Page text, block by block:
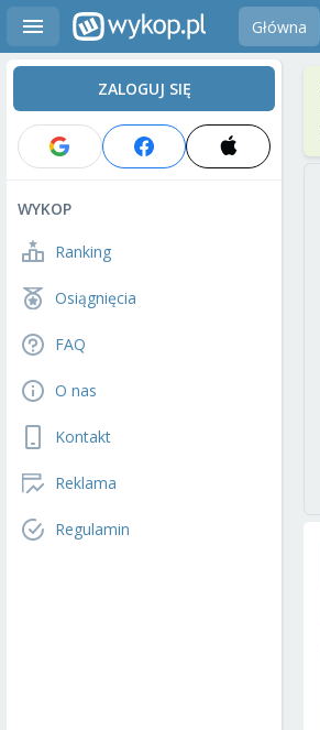
Główna
ZALOGUJ SIĘ
WYKOP
Ranking
Osiągnięcia
FAQ
O nas
Kontakt
Reklama
Regulamin